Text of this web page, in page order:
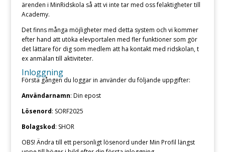
ärenden i MinRidskola så att vi inte tar med oss felaktigheter till
Academy.
Det finns många möjligheter med detta system och vi kommer
efter hand att utöka elevportalen med fler funktioner som gör
det lättare för dig som medlem att ha kontakt med ridskolan, t
ex anmälan till aktiviteter.
Inloggning
Första gången du loggar in använder du följande uppgifter:
Användarnamn: Din epost
Lösenord: SORF2025
Bolagskod: SHOR
OBS! Ändra till ett personligt lösenord under Min Profil längst